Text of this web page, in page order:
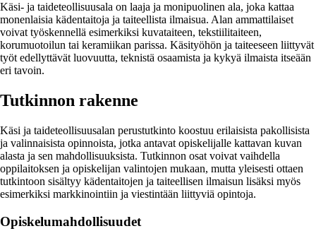
Käsi- ja taideteollisuusala on laaja ja monipuolinen ala, joka kattaa
monenlaisia kädentaitoja ja taiteellista ilmaisua. Alan ammattilaiset
voivat työskennellä esimerkiksi kuvataiteen, tekstiilitaiteen,
korumuotoilun tai keramiikan parissa. Käsityöhön ja taiteeseen liittyvät
työt edellyttävät luovuutta, teknistä osaamista ja kykyä ilmaista itseään
eri tavoin.
Tutkinnon rakenne
Käsi ja taideteollisuusalan perustutkinto koostuu erilaisista pakollisista
ja valinnaisista opinnoista, jotka antavat opiskelijalle kattavan kuvan
alasta ja sen mahdollisuuksista. Tutkinnon osat voivat vaihdella
oppilaitoksen ja opiskelijan valintojen mukaan, mutta yleisesti ottaen
tutkintoon sisältyy kädentaitojen ja taiteellisen ilmaisun lisäksi myös
esimerkiksi markkinointiin ja viestintään liittyviä opintoja.
Opiskelumahdollisuudet